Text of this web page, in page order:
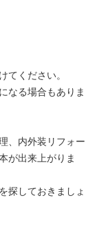
てください。
なる場合もありま
、内外装リフォー
が出来上がりま
探しておきましょ